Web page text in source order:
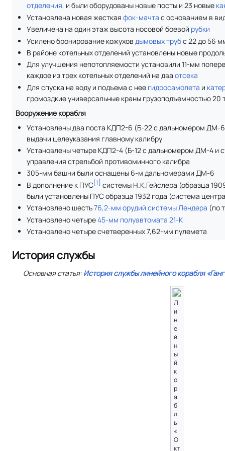
отделения, и были оборудованы новые посты и 23 новые
Установлена новая жесткаяфок-мачта с основанием в
Увеличена на один этаж высота носовой боевой рубки
Усилено бронирование кожухов дымовых трубс 22 до 56
В районе котельных отделений установлены новые
Для улучшения непотопляемости установили 11-мм
каждое из трех котельных отделений на дваотсека
Для спуска на воду и подъема с нее гидросамолета и
громоздкие универсальные краны грузоподъемностью
Вооружение корабля
Установлены два поста КДП2-6 (Б-22 с дальномером ДМ-
выдачи целеуказания главному калибру
Установлены четыре КДП2-4 (Б-12 с дальномером ДМ-4 и
управления стрельбой противоминного калибра
305-мм башни были оснащены 6-м дальномерами ДМ-6
В дополнение к ПУС[1] системы Н.К.Гейслера (образца
были установлены ПУС образца 1932 года (система
Установлено шесть76,2-мм орудий системы Лендера (по
Установлено четыре45-мм полуавтомата 21-К
Установлено четыре счетверенных 7,62-мм пулемета
История службы
Основная статья:История службы линейного корабля
Л
и
н
е
й
н
ы
й
к
о
р
а
б
л
ь
«
О
кт